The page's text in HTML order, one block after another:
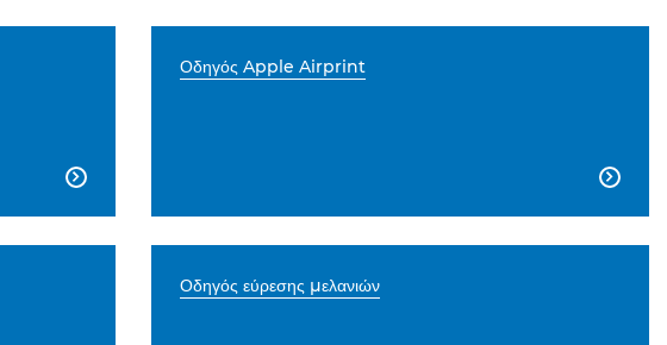

Οδηγός Apple Airprint

Οδηγός εύρεσης μελανιών